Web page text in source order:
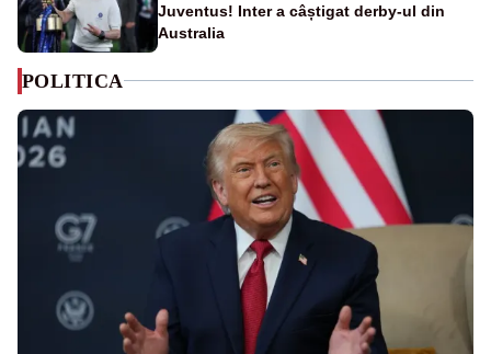
Juventus! Inter a câștigat derby-ul din
Australia
POLITICA